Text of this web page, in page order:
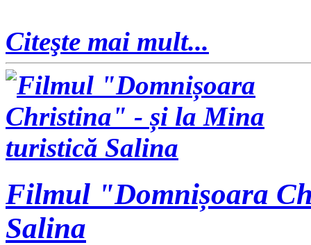
Citeşte mai mult...
Filmul "Domnișoara
Salina